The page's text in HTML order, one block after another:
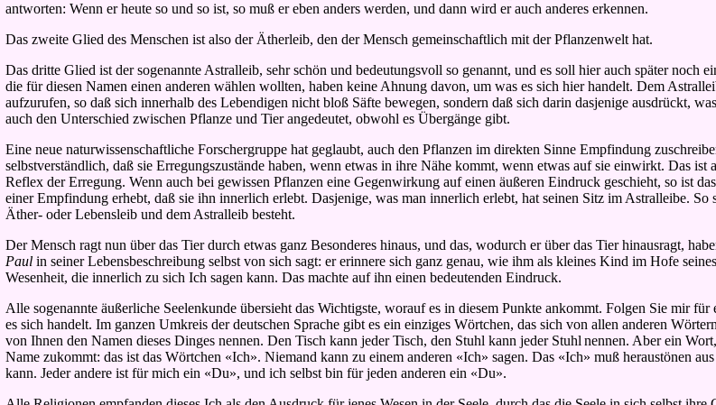
antworten: Wenn er heute so und so ist, so muß er eben anders werden, und dann wird er auch anderes erkennen.
Das zweite Glied des Menschen ist also der Ätherleib, den der Mensch gemeinschaftlich mit der Pflanzenwelt hat.
Das dritte Glied ist der sogenannte Astralleib, sehr schön und bedeutungsvoll so genannt, und es soll hier auch später
die für diesen Namen einen anderen wählen wollten, haben keine Ahnung davon, um was es sich hier handelt. Dem
aufzurufen, so daß sich innerhalb des Lebendigen nicht bloß Säfte bewegen, sondern daß sich darin dasjenige ausdrückt,
auch den Unterschied zwischen Pflanze und Tier angedeutet, obwohl es Übergänge gibt.
Eine neue naturwissenschaftliche Forschergruppe hat geglaubt, auch den Pflanzen im direkten Sinne Empfindung
selbstverständlich, daß sie Erregungszustände haben, wenn etwas in ihre Nähe kommt, wenn etwas auf sie einwirkt. Das
Reflex der Erregung. Wenn auch bei gewissen Pflanzen eine Gegenwirkung auf einen äußeren Eindruck geschieht, so ist
einer Empfindung erhebt, daß sie ihn innerlich erlebt. Dasjenige, was man innerlich erlebt, hat seinen Sitz im Astralleibe.
Äther- oder Lebensleib und dem Astralleib besteht.
Der Mensch ragt nun über das Tier durch etwas ganz Besonderes hinaus, und das, wodurch er über das Tier hinausragt,
Paul in seiner Lebensbeschreibung selbst von sich sagt: er erinnere sich ganz genau, wie ihm als kleines Kind im Hofe
Wesenheit, die innerlich zu sich Ich sagen kann. Das machte auf ihn einen bedeutenden Eindruck.
Alle sogenannte äußerliche Seelenkunde übersieht das Wichtigste, worauf es in diesem Punkte ankommt. Folgen Sie mir
es sich handelt. Im ganzen Umkreis der deutschen Sprache gibt es ein einziges Wörtchen, das sich von allen anderen
von Ihnen den Namen dieses Dinges nennen. Den Tisch kann jeder Tisch, den Stuhl kann jeder Stuhl nennen. Aber ein
Name zukommt: das ist das Wörtchen «Ich». Niemand kann zu einem anderen «Ich» sagen. Das «Ich» muß heraustönen
kann. Jeder andere ist für mich ein «Du», und ich selbst bin für jeden anderen ein «Du».